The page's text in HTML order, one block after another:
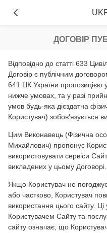
ДОГОВІР
Відповідно до статті 633
Договір є публічним
641 ЦК України пропозицією
нижче умовах, та у разі
умов будь-яка дієздатна
Користувач) зобов'язується
Цим Виконавець (Фізична
Михайлович) пропонує
використовувати сервіси
викладених у цьому Договорі.
Якщо Користувач не
або частково, Користувач
використання цього сайту.
Користувачем Сайту та
сайту означає, що